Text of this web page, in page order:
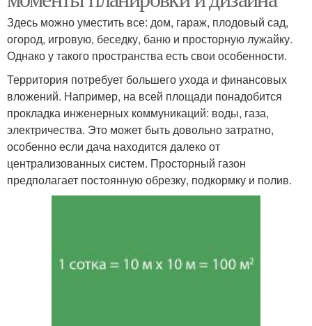
Здесь можно уместить все: дом, гараж, плодовый сад,
огород, игровую, беседку, баню и просторную лужайку.
Однако у такого пространства есть свои особенности.
Территория потребует большего ухода и финансовых
вложений. Например, на всей площади понадобится
прокладка инженерных коммуникаций: воды, газа,
электричества. Это может быть довольно затратно,
особенно если дача находится далеко от
централизованных систем. Просторный газон
предполагает постоянную обрезку, подкормку и полив.